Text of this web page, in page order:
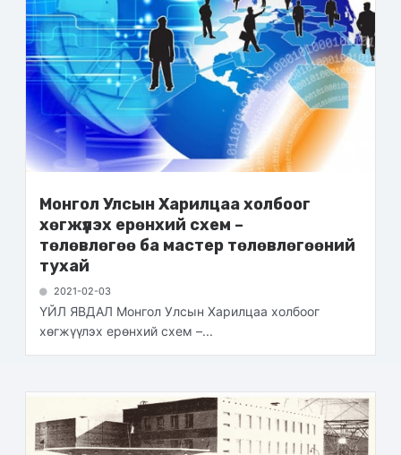
Монгол Улсын Харилцаа холбоог
хөгжүүлэх ерөнхий схем –
төлөвлөгөө ба мастер төлөвлөгөөний
тухай
2021-02-03
ҮЙЛ ЯВДАЛ Монгол Улсын Харилцаа холбоог
хөгжүүлэх ерөнхий схем –...